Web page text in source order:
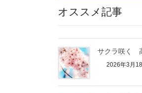
オススメ記事
サクラ咲く
2026年3月